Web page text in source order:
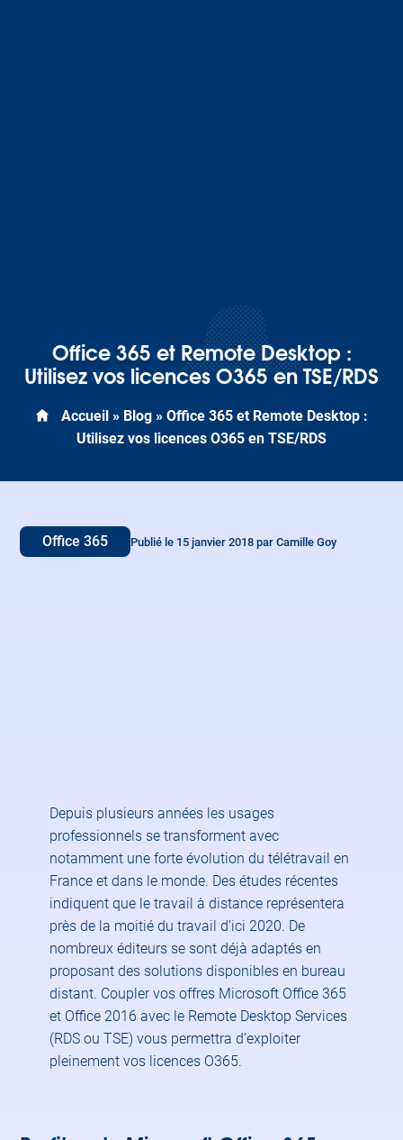
Office 365 et Remote Desktop :
Utilisez vos licences O365 en TSE/RDS
Accueil » Blog » Office 365 et Remote Desktop :
Utilisez vos licences O365 en TSE/RDS
Office 365 Publié le 15 janvier 2018 par Camille Goy
Depuis plusieurs années les usages
professionnels se transforment avec
notamment une forte évolution du télétravail en
France et dans le monde. Des études récentes
indiquent que le travail à distance représentera
près de la moitié du travail d’ici 2020. De
nombreux éditeurs se sont déjà adaptés en
proposant des solutions disponibles en bureau
distant. Coupler vos offres Microsoft Office 365
et Office 2016 avec le Remote Desktop Services
(RDS ou TSE) vous permettra d’exploiter
pleinement vos licences O365.